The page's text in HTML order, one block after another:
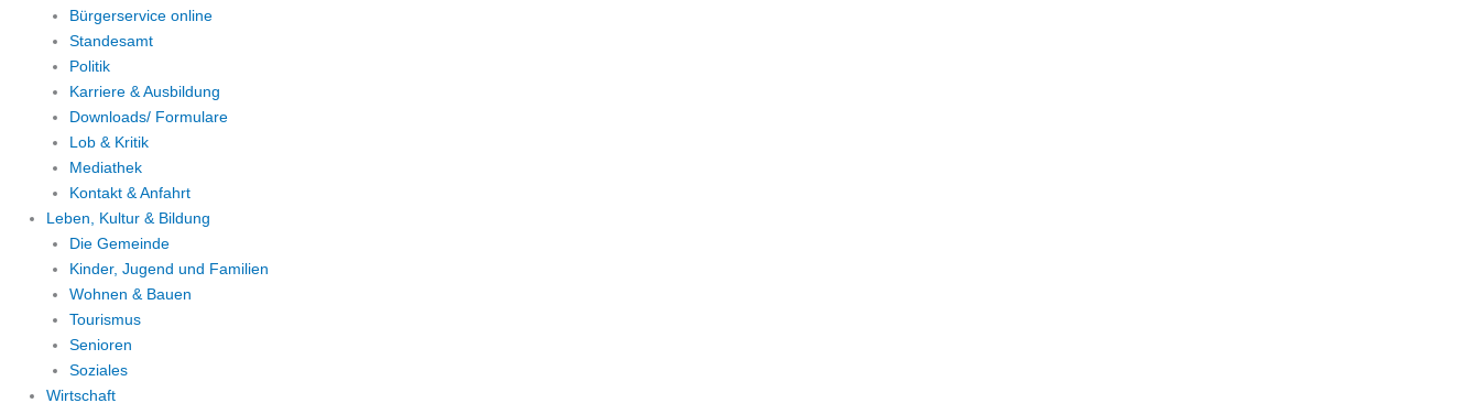
Bürgerservice online
Standesamt
Politik
Karriere & Ausbildung
Downloads/ Formulare
Lob & Kritik
Mediathek
Kontakt & Anfahrt
Leben, Kultur & Bildung
Die Gemeinde
Kinder, Jugend und Familien
Wohnen & Bauen
Tourismus
Senioren
Soziales
Wirtschaft